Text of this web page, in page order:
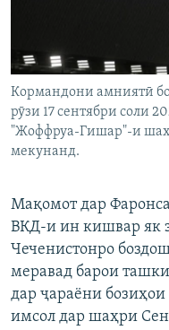
Ҳамаи сомонаҳои
Кормандони амниятӣ
рӯзи 17 сентябри соли
"Жоффруа-Гишар"-и
мекунанд.
Мақомот дар
ВКД-и ин кишвар як
Чеченистонро
меравад барои
дар ҷараёни
имсол дар шаҳри